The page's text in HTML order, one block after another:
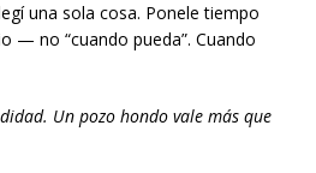
una sola cosa. Ponele tiempo
— no “cuando pueda”. Cuando
Un pozo hondo vale más que